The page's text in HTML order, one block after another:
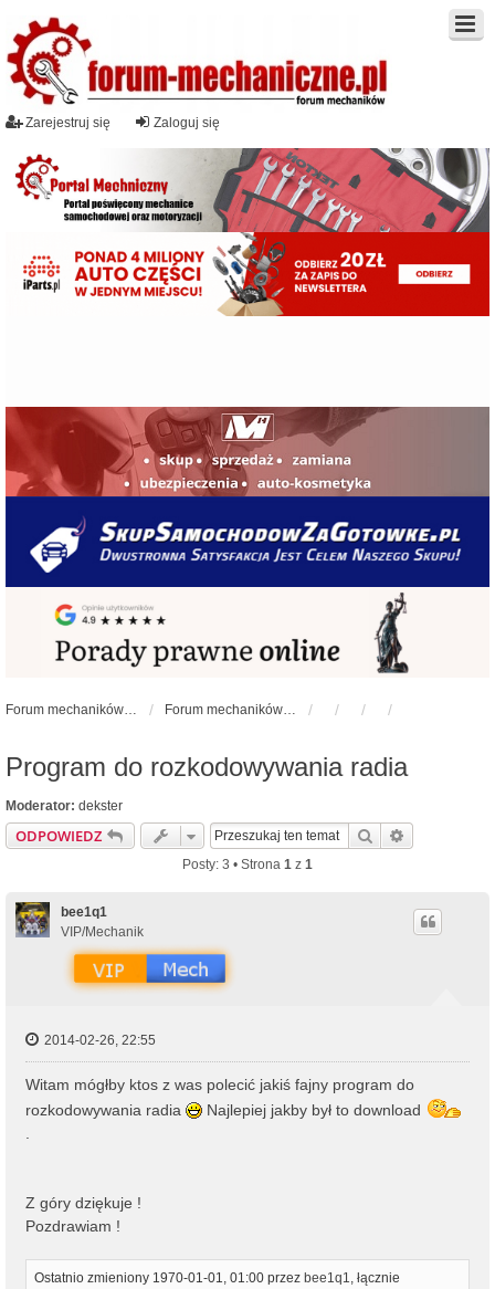
Zaloguj się
Zarejestruj się
Forum mechaników samochodowych - forum-mechaniczne.pl Forum mechaników samochodowych
Program do rozkodowywania radia
Moderator: dekster
ODPOWIEDZ Szukaj
Posty: 3 • Strona 1 z 1
bee1q1
VIP/Mechanik
2014-02-26, 22:55
Witam mógłby ktos z was polecić jakiś fajny program do
rozkodowywania radia
Najlepiej jakby był to download
.
Z góry dziękuje !
Pozdrawiam !
Ostatnio zmieniony 1970-01-01, 01:00 przez bee1q1, łącznie